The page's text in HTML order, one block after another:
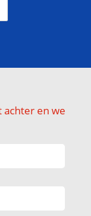
achter en we